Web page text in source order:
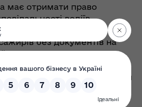
має отримати право
водіїв
які здійснюють
без документів на
перевезення та
як суб’єкта
— заявив Євген Зборовський
аналітичного звіту. —
відображені в
проєкті